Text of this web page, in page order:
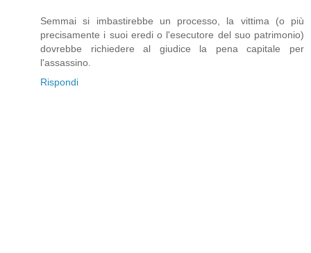
Semmai si imbastirebbe un processo, la vittima (o più
precisamente i suoi eredi o l'esecutore del suo patrimonio)
dovrebbe richiedere al giudice la pena capitale per
l'assassino.
Rispondi